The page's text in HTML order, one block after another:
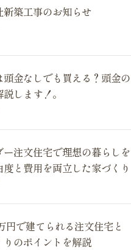
新築工事のお知らせ
頭金なしでも買える？頭金の
します！。
ー注文住宅で理想の暮らしを
と費用を両立した家づくり
円で建てられる注文住宅と
りのポイントを解説